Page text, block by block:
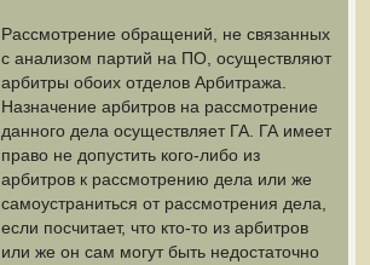
Рассмотрение обращений, не связанных
с анализом партий на ПО, осуществляют
арбитры обоих отделов Арбитража.
Назначение арбитров на рассмотрение
данного дела осуществляет ГА. ГА имеет
право не допустить кого-либо из
арбитров к рассмотрению дела или же
самоустраниться от рассмотрения дела,
если посчитает, что кто-то из арбитров
или же он сам могут быть недостаточно